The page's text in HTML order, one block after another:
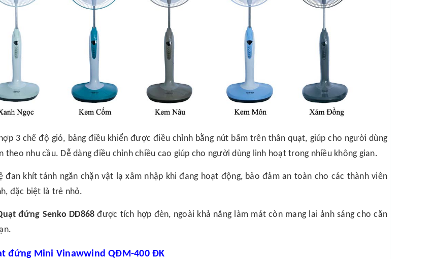
3 chế độ gió, bảng điều khiển được điều chỉnh bằng nút bấm trên thân quạt, giúp cho người dùng
theo nhu cầu. Dễ dàng điều chỉnh chiều cao giúp cho người dùng linh hoạt trong nhiều không gian.
đan khít tánh ngăn chặn vật lạ xâm nhập khi đang hoạt động, bảo đảm an toàn cho các thành viên
đặc biệt là trẻ nhỏ.
đứng Senko DD868được tích hợp đèn, ngoài khả năng làm mát còn mang lai ảnh sáng cho căn
đứng Mini Vinawwind QĐM-400 ĐK